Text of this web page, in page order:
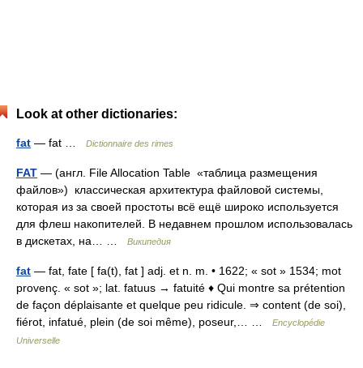
Look at other dictionaries:
fat — fat … Dictionnaire des rimes
FAT — (англ. File Allocation Table «таблица размещения
файлов») классическая архитектура файловой системы,
которая из за своей простоты всё ещё широко используется
для флеш накопителей. В недавнем прошлом использовалась
в дискетах, на… …
Википедия
fat — fat, fate [ fa(t), fat ] adj. et n. m. • 1622; « sot » 1534; mot
provenç. « sot »; lat. fatuus → fatuité ♦ Qui montre sa prétention
de façon déplaisante et quelque peu ridicule. ⇒ content (de soi),
fiérot, infatué, plein (de soi même), poseur,… …
Encyclopédie
Universelle